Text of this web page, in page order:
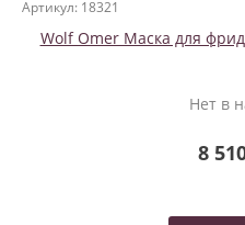
Артикул: 18321
Wolf Omer Маска для
Нет в
8